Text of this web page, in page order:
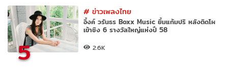
5
#ข่าวเพลงไทย
อิ้งค์ วรันธร Boxx Music ยิ้มแก้มปริ หลังติดโผ
เข้าชิง 6 รางวัลใหญ่แห่งปี 58
2.6K